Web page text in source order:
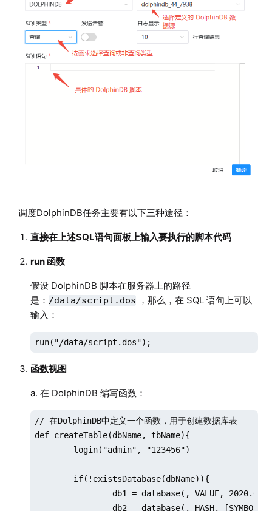
调度DolphinDB任务主要有以下三种途径：
直接在上述SQL语句面板上输入要执行的脚本代码
run 函数
假设 DolphinDB 脚本在服务器上的路径
是： /data/script.dos ，那么，在 SQL 语句上可以
输入：
run("/data/script.dos");
函数视图
a. 在 DolphinDB 编写函数：
// 在DolphinDB中定义一个函数，用于创建数据库表
def createTable(dbName, tbName){